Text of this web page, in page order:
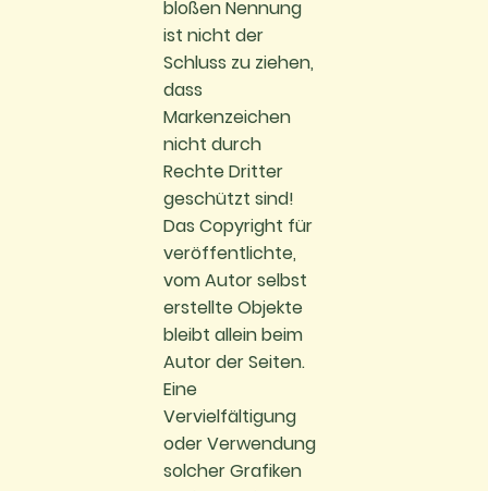
bloßen Nennung
ist nicht der
Schluss zu ziehen,
dass
Markenzeichen
nicht durch
Rechte Dritter
geschützt sind!
Das Copyright für
veröffentlichte,
vom Autor selbst
erstellte Objekte
bleibt allein beim
Autor der Seiten.
Eine
Vervielfältigung
oder Verwendung
solcher Grafiken